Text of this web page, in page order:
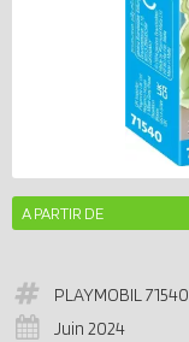
A PARTIR DE
PLAYMOBIL71540
Juin 2024